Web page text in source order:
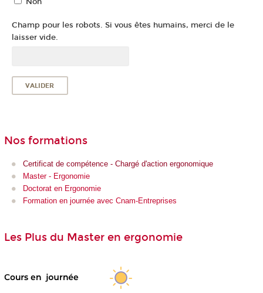
Champ pour les robots. Si vous êtes humains, merci de le
laisser vide.
Nos formations
Certificat de compétence - Chargé d'action ergonomique
Master - Ergonomie
Doctorat en Ergonomie
Formation en journée avec Cnam-Entreprises
Les Plus du Master en ergonomie